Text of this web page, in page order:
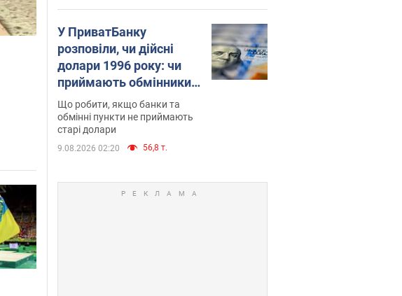
У ПриватБанку
розповіли, чи дійсні
долари 1996 року: чи
приймають обмінники
та банки такі купюри
Що робити, якщо банки та
обмінні пункти не приймають
старі долари
9.08.2026 02:20 56,8 т.